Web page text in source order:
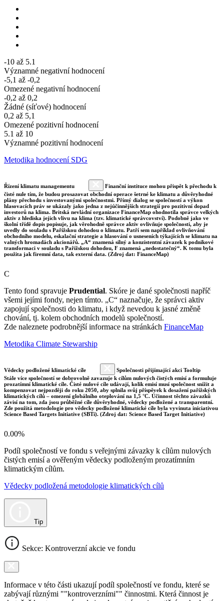
-10 až 5.1
Významné negativní hodnocení
-5,1 až -0,2
Omezené negativní hodnocení
-0,2 až 0,2
Žádné (síťové) hodnocení
0,2 až 5,1
Omezené pozitivní hodnocení
5.1 až 10
Významné pozitivní hodnocení
Metodika hodnocení SDG
Řízení klimatu managementu
Finanční instituce mohou přispět k přechodu k
čisté nule tím, že budou prosazovat obchodní operace šetrné ke klimatu a důvěryhodné
plány přechodu s investovanými společnostmi. Přímý dialog se společností a výkon
hlasovacích práv se ukázaly jako jedna z nejúčinnějších strategií pro pozitivní dopad
investorů na klima. Britská nevládní organizace FinanceMap ohodnotila správce velkých
aktiv z hlediska jejich vlivu na klima (tzv. klimatické správcovství). Podobně jako ve
školní třídě dopis popisuje, jak věrohodně správce aktiv ovlivňuje společnosti, aby je
uvedly do souladu s Pařížskou dohodou o klimatu. Patří sem například ovlivňování
obchodního modelu, eskalační strategie a hlasování o usneseních týkajících se klimatu na
valných hromadách akcionářů. „A“ znamená silný a konzistentní závazek k podnikové
transformaci v souladu s Pařížskou dohodou, F znamená „nedostatečný“. K tomu byla
použita jak firemní data, tak externí data. (Zdroj dat: FinanceMap)
C
Tento fond spravuje Prudential. Skóre je dané společnosti napříč
všemi jejími fondy, nejen tímto. „C“ naznačuje, že správci aktiv
zapojují společnosti do klimatu, i když nevedou k jasné změně
chování, tj. kolem obchodních modelů společností.
Zde naleznete podrobnější informace na stránkách FinanceMap
Metodika Climate Stewarship
Vědecky podložené klimatické cíle
Společnosti přijímající akci Tooltip
Stále více společností se dobrovolně zavazuje k cílům nulových čistých emisí a formuluje
prozatímní klimatické cíle. Čisté nulové cíle udávají, kolik emisí musí společnost snížit a
kompenzovat nejpozději do roku 2050, aby splnila svůj příspěvek k dosažení pařížských
klimatických cílů – omezení globálního oteplování na 1,5 °C. Účinnost těchto závazků
závisí na tom, zda jsou průběžné cíle důvěryhodné, vědecky podložené a transparentní.
Zde použitá metodologie pro vědecky podložené klimatické cíle byla vyvinuta iniciativou
Science Based Targets Initiative (SBTi). (Zdroj dat: Science Based Target Initiative)
0.00%
Podíl společností ve fondu s veřejnými závazky k cílům nulových
čistých emisí a ověřeným vědecky podloženým prozatímním
klimatickým cílům.
Vědecky podložená metodologie klimatických cílů
Tip
Sekce: Kontroverzní akcie ve fondu
Informace v této části ukazují podíl společností ve fondu, které se
zabývají různými ""kontroverzními"" činnostmi. Která činnost je